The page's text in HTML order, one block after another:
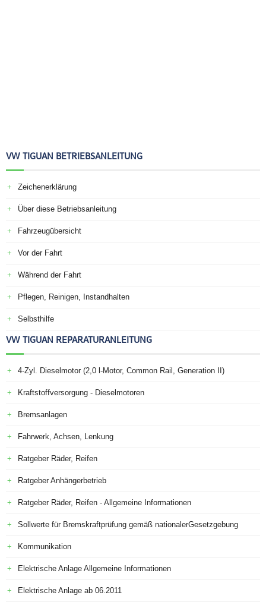
VW TIGUAN BETRIEBSANLEITUNG
Zeichenerklärung
Über diese Betriebsanleitung
Fahrzeugübersicht
Vor der Fahrt
Während der Fahrt
Pflegen, Reinigen, Instandhalten
Selbsthilfe
VW TIGUAN REPARATURANLEITUNG
4-Zyl. Dieselmotor (2,0 l-Motor, Common Rail, Generation II)
Kraftstoffversorgung - Dieselmotoren
Bremsanlagen
Fahrwerk, Achsen, Lenkung
Ratgeber Räder, Reifen
Ratgeber Anhängerbetrieb
Ratgeber Räder, Reifen - Allgemeine Informationen
Sollwerte für Bremskraftprüfung gemäß nationalerGesetzgebung
Kommunikation
Elektrische Anlage Allgemeine Informationen
Elektrische Anlage ab 06.2011